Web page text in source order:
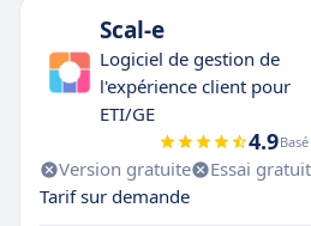
Scal-e
Logiciel de gestion de
l'expérience client pour
ETI/GE
4.9
Version gratuite Essai gratuit
Tarif sur demande